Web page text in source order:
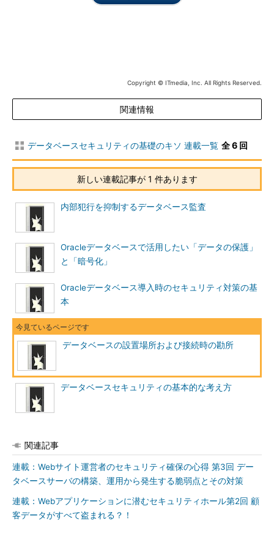
たサービスについては、最終的にサーバ側
バの要塞化作業が必要となる。
許可しているサービスだけに施されるもの
ではない。サーバに適切なアクセスコント
ロールとセキュリティパッチの適用などの
セキュリティ対策を行っておくことで、極
端にいえばファイアウォールを利用しない
ベースのセキュリティを保つことができ
る。
筆者も「サーバの要塞化」を中心としたセ
キュリティの考え方を先輩に教えていただ
いたときには、若干ではあるが、衝撃を受
けた。バッファオーバーフローを利用した
攻撃の多さは、
データベースなどを見ていただくと実感で
図2 SecurityFocus.com（http://www.
securityfocus.com）のセキュリティ報
Copyright © ITmedia, Inc. All Rights Reserved.
関連情報
データベースセキュリティの基礎のキソ 連載一覧 全 6 回
新しい連載記事が 1 件あります
内部犯行を抑制するデータベース監査
Oracleデータベースで活用したい「データの保護」
と「暗号化」
Oracleデータベース導入時のセキュリティ対策の基
本
データベースの設置場所および接続時の勘所
データベースセキュリティの基本的な考え方
関連記事
連載：Webサイト運営者のセキュリティ確保の心得 第3回 デー
タベースサーバの構築、運用から発生する脆弱点とその対策
連載：Webアプリケーションに潜むセキュリティホール第2回 顧
客データがすべて盗まれる？！